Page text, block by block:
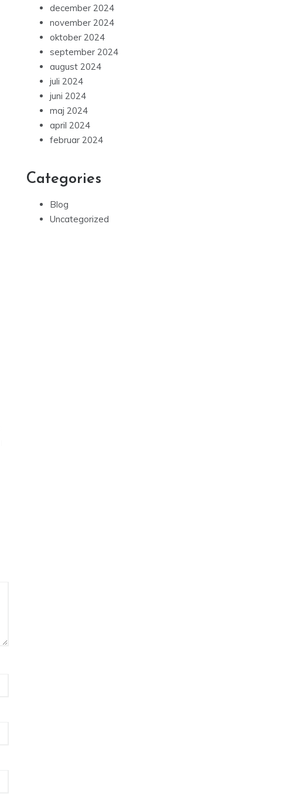
december 2024
november 2024
oktober 2024
september 2024
august 2024
juli 2024
juni 2024
maj 2024
april 2024
februar 2024
Categories
Blog
Uncategorized